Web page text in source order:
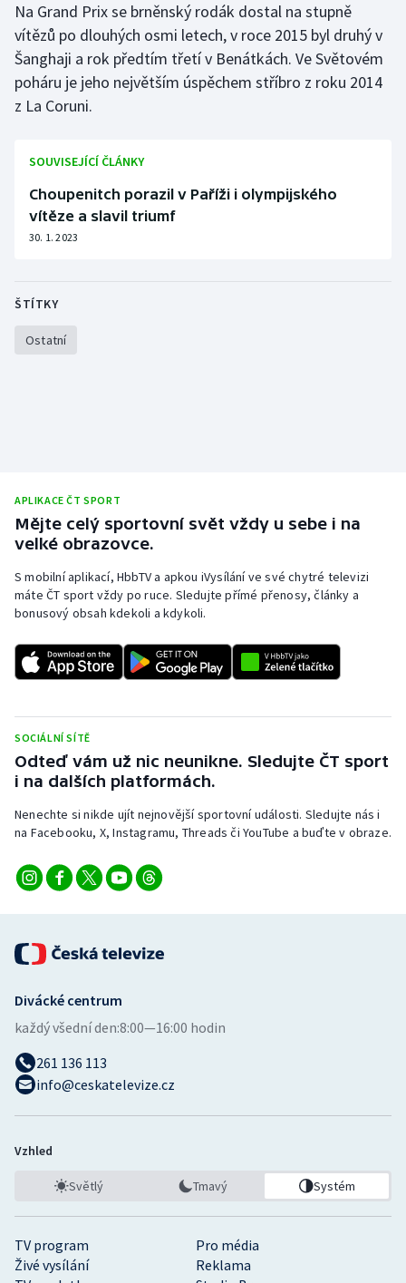
Sportovní střelba
Stolní tenis
Veslování
Vodní slalom
Ostatní
Na Grand Prix se brněnský rodák dostal na stupně
vítězů po dlouhých osmi letech, v roce 2015 byl druhý v
Šanghaji a rok předtím třetí v Benátkách. Ve Světovém
poháru je jeho největším úspěchem stříbro z roku 2014
z La Coruni.
SOUVISEJÍCÍ ČLÁNKY
Choupenitch porazil v Paříži i olympijského
vítěze a slavil triumf
30. 1. 2023
ŠTÍTKY
Ostatní
APLIKACE ČT SPORT
Mějte celý sportovní svět vždy u sebe i na
velké obrazovce.
S mobilní aplikací, HbbTV a apkou iVysílání ve své chytré televizi
máte ČT sport vždy po ruce. Sledujte přímé přenosy, články a
bonusový obsah kdekoli a kdykoli.
SOCIÁLNÍ SÍTĚ
Odteď vám už nic neunikne. Sledujte ČT sport
i na dalších platformách.
Nenechte si nikde ujít nejnovější sportovní události. Sledujte nás i
na Facebooku, X, Instagramu, Threads či YouTube a buďte v obraze.
TV program
Pro média
Živé vysílání
Reklama
Divácké centrum
každý všední den:8:00—16:00 hodin
261 136 113
info@ceskatelevize.cz
Vzhled
Světlý Tmavý Systém